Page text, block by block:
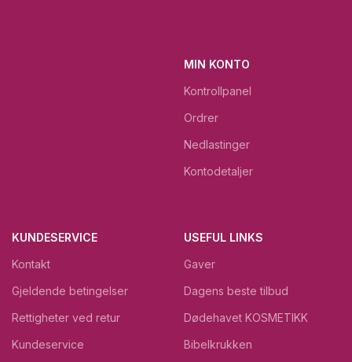
MIN KONTO
Kontrollpanel
Ordrer
Nedlastinger
Kontodetaljer
KUNDESERVICE
Kontakt
Gjeldende betingelser
Rettigheter ved retur
Kundeservice
USEFUL LINKS
Gaver
Dagens beste tilbud
Dødehavet KOSMETIKK
Bibelkrukken